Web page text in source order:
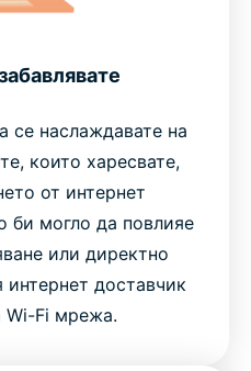
се наслаждавате на
които харесвате,
от интернет
би могло да повлияе
или директно
доставчик
Wi-Fi мрежа.